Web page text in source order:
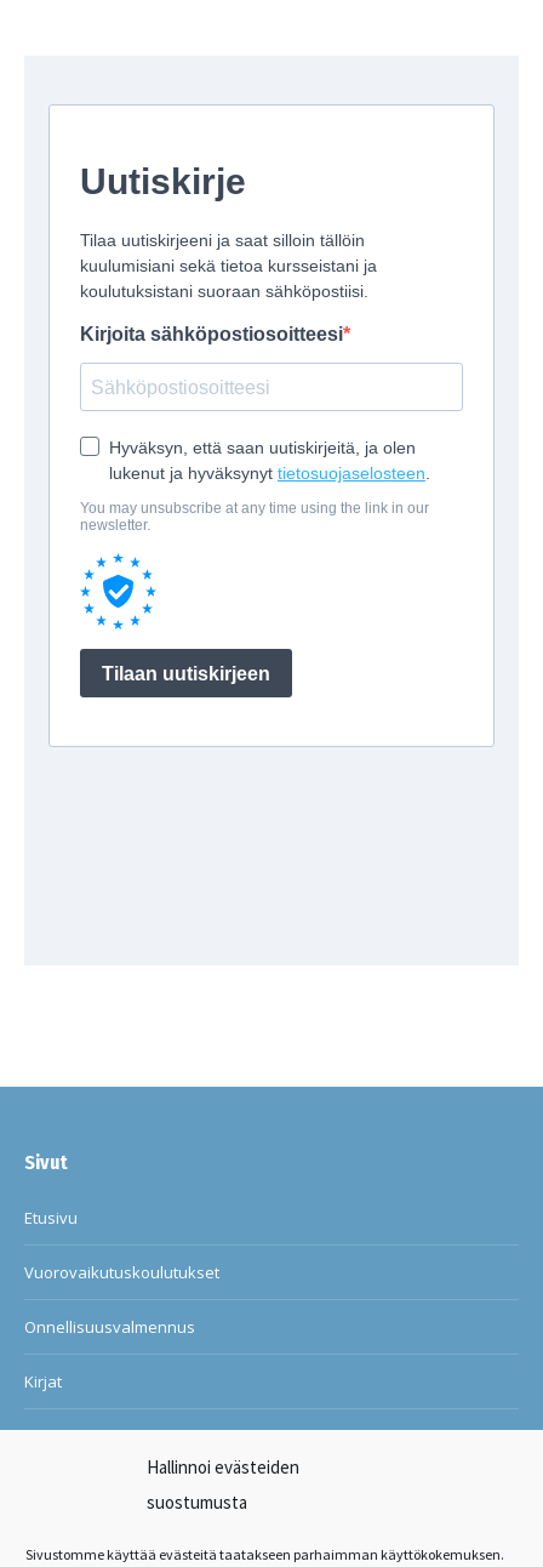
Hallinnoi evästeiden
suostumusta
Sivustomme käyttää evästeitä taatakseen parhaimman käyttökokemuksen.
Sivut
Etusivu
Vuorovaikutuskoulutukset
Onnellisuusvalmennus
Kirjat
Blogi
Suosituksia asiakkailtani